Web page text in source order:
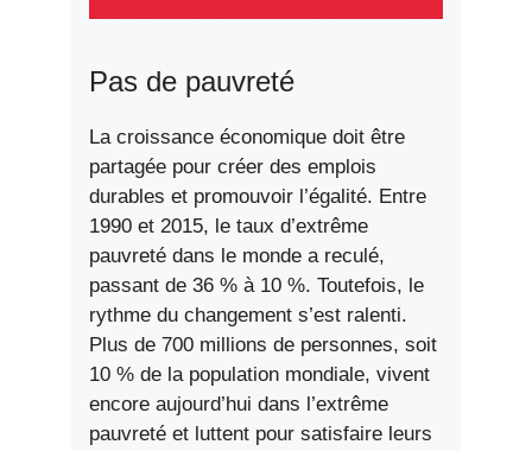
Pas de pauvreté
La croissance économique doit être
partagée pour créer des emplois
durables et promouvoir l’égalité. Entre
1990 et 2015, le taux d’extrême
pauvreté dans le monde a reculé,
passant de 36 % à 10 %. Toutefois, le
rythme du changement s’est ralenti.
Plus de 700 millions de personnes, soit
10 % de la population mondiale, vivent
encore aujourd’hui dans l’extrême
pauvreté et luttent pour satisfaire leurs